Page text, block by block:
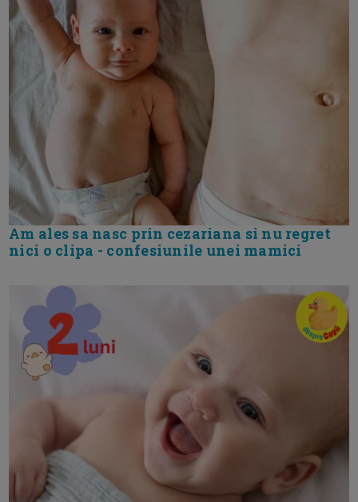
Am ales sa nasc prin cezariana si nu regret
nici o clipa - confesiunile unei mamici